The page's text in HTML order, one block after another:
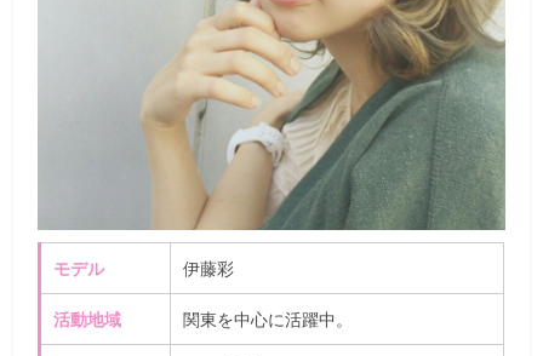
モデル 伊藤彩
活動地域 関東を中心に活躍中。